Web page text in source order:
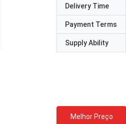
Delivery Time
Payment Terms
Supply Ability
Melhor Preço